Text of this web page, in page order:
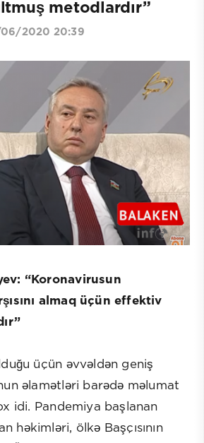
metodlardır”
2020 20:39
“Koronavirusun
almaq üçün effektiv
üçün əvvəldən geniş
əlamətləri barədə məlumat
idi. Pandemiya başlanan
həkimləri, ölkə Başçısının